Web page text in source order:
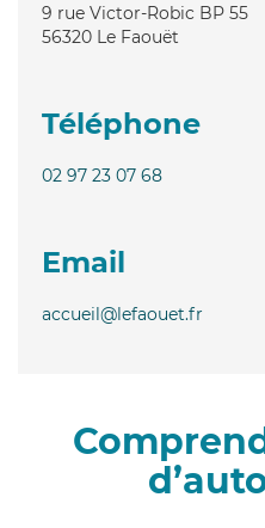
9 rue Victor-Robic BP 55
56320 Le Faouët
Téléphone
02 97 23 07 68
Email
accueil@lefaouet.fr